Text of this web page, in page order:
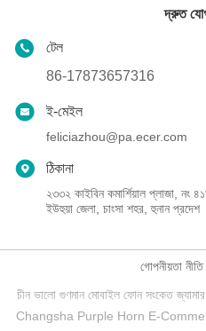
দ্রুত
টেল
86-17873657316
ই-মেইল
feliciazhou@pa.ecer.com
ঠিকানা
২৩৩২ কাইবিন কমার্শিয়াল প্লাজা, নং
ইউহুয়া জেলা, চাংসা শহর, হুনান প্রদেশ
গোপনীয়তা নীতি
চীন ভালো গুণমান মোবাইল ফোন সংকেত
Changsha Purple Horn E-